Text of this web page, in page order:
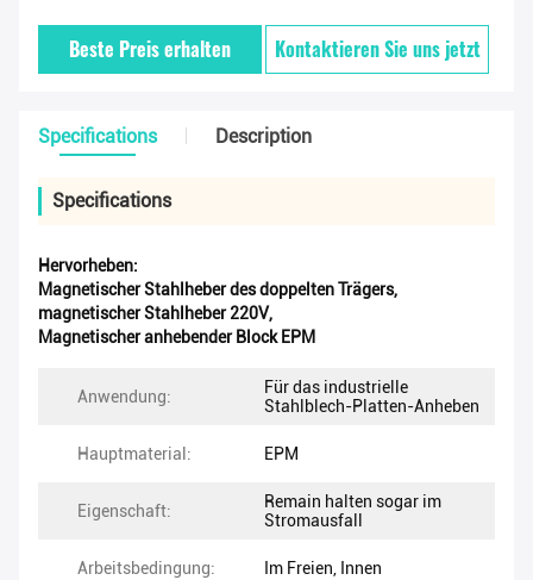
Beste Preis erhalten Kontaktieren Sie uns jetzt
Specifications Description
Specifications
Hervorheben:
Magnetischer Stahlheber des doppelten Trägers,
magnetischer Stahlheber 220V,
Magnetischer anhebender Block EPM
Anwendung:
Für das industrielle
Stahlblech-Platten-Anheben
Hauptmaterial: EPM
Eigenschaft:
Remain halten sogar im
Stromausfall
Arbeitsbedingung: Im Freien, Innen